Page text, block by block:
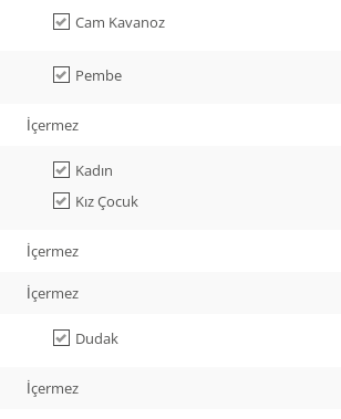
Cam Kavanoz
Pembe
İçermez
Kadın
Kız Çocuk
İçermez
İçermez
Dudak
İçermez